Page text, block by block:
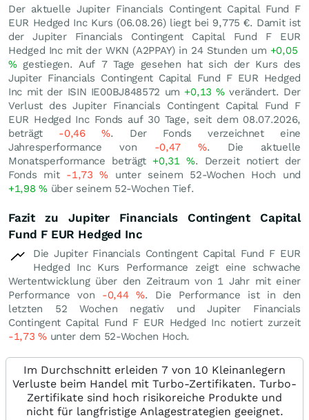
Der aktuelle Jupiter Financials Contingent Capital Fund F
EUR Hedged Inc Kurs (06.08.26) liegt bei 9,775 €. Damit ist
der Jupiter Financials Contingent Capital Fund F EUR
Hedged Inc mit der WKN (A2PPAY) in 24 Stunden um +0,05
%gestiegen. Auf 7 Tage gesehen hat sich der Kurs des
Jupiter Financials Contingent Capital Fund F EUR Hedged
Inc mit der ISIN IE00BJ848572 um +0,13% verändert. Der
Verlust des Jupiter Financials Contingent Capital Fund F
EUR Hedged Inc Fonds auf 30 Tage, seit dem 08.07.2026,
beträgt -0,46%. Der Fonds verzeichnet eine
Jahresperformance von -0,47%. Die aktuelle
Monatsperformance beträgt +0,31 %. Derzeit notiert der
Fonds mit -1,73% unter seinem 52-Wochen Hoch und
+1,98%über seinem 52-Wochen Tief.
Fazit zu Jupiter Financials Contingent Capital
Fund F EUR Hedged Inc
Die Jupiter Financials Contingent Capital Fund F EUR
Hedged Inc Kurs Performance zeigt eine schwache
Wertentwicklung über den Zeitraum von 1 Jahr mit einer
Performance von -0,44%. Die Performance ist in den
letzten 52 Wochen negativ und Jupiter Financials
Contingent Capital Fund F EUR Hedged Inc notiert zurzeit
-1,73%unter dem 52-Wochen Hoch.
Im Durchschnitt erleiden 7 von 10 Kleinanlegern
Verluste beim Handel mit Turbo-Zertifikaten. Turbo-
Zertifikate sind hoch risikoreiche Produkte und
nicht für langfristige Anlagestrategien geeignet.